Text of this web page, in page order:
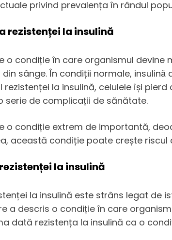
privind prevalența în rândul
rezistenței la insulină
o condiție în care organismul
sânge. În condiții normale,
rezistenței la insulină, celulele își
serie de complicații de sănătate.
o condiție extrem de importantă,
această condiție poate crește
la insulină
la insulină este strâns legat de
a descris o condiție în care
dată rezistența la insulină ca o